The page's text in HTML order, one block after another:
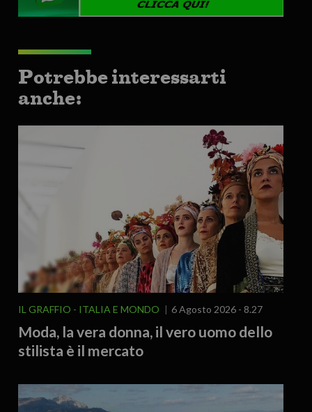
Potrebbe interessarti
anche:
IL GRAFFIO ITALIA E MONDO 6 Agosto 2026 - 8.27
Moda, la vera donna, il vero uomo dello
stilista è il mercato